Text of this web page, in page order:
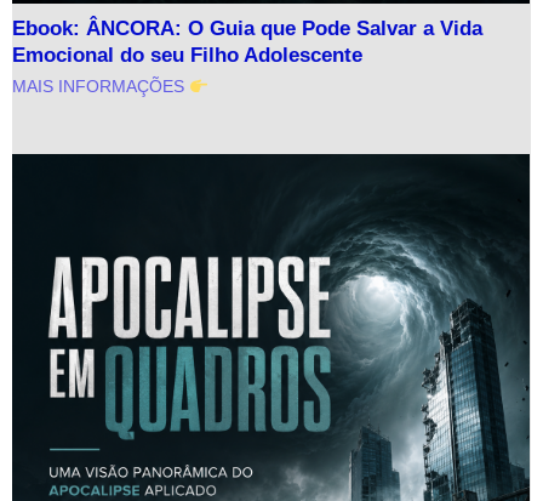
Ebook: ÂNCORA: O Guia que Pode Salvar a Vida
Emocional do seu Filho Adolescente
MAIS INFORMAÇÕES